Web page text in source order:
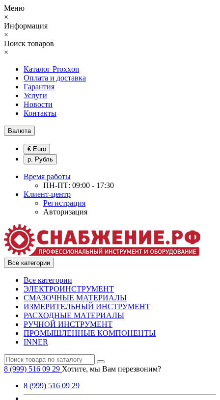
Меню
×
Информация
×
Поиск товаров
×
Каталог Proxxon
Оплата и доставка
Гарантия
Услуги
Новости
Контакты
Валюта
€ Euro
р. Рубль
Время работы
ПН-ПТ: 09:00 - 17:30
Клиент-центр
Регистрация
Авторизация
Все категории
Все категории
ЭЛЕКТРОИНСТРУМЕНТ
СМАЗОЧНЫЕ МАТЕРИАЛЫ
ИЗМЕРИТЕЛЬНЫЙ ИНСТРУМЕНТ
РАСХОДНЫЕ МАТЕРИАЛЫ
РУЧНОЙ ИНСТРУМЕНТ
ПРОМЫШЛЕННЫЕ КОМПОНЕНТЫ
INNER
8 (999) 516 09 29 Хотите, мы Вам перезвоним?
8 (999) 516 09 29